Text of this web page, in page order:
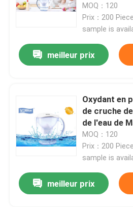
Produits
Visite d'usine
Contrôle de qualité
Contactez-nous
MOQ：120
Prix：200
sample is
meilleur prix
Oxydant en
de cruche
de l'eau de
MOQ：120
Prix：200
sample is
meilleur prix